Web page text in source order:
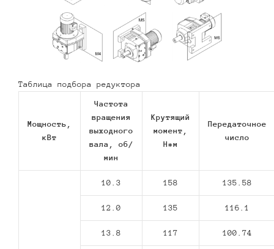
Таблица подбора редуктора
Мощность,
кВт
Частота
вращения
выходного
вала, об/
мин
Крутящий
момент,
Н*м
Передаточное
число
10.3 158 135.58
12.0 135 116.1
13.8 117 100.74